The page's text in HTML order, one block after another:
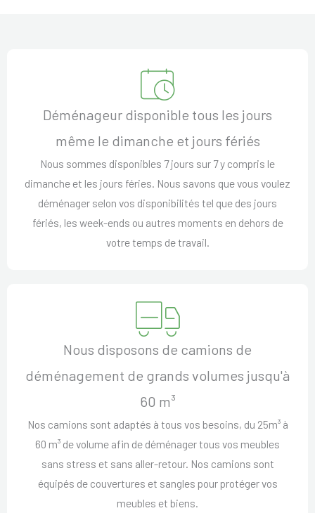
Déménageur disponible tous les jours
même le dimanche et jours fériés
Nous sommes disponibles 7 jours sur 7 y compris le
dimanche et les jours féries. Nous savons que vous voulez
déménager selon vos disponibilités tel que des jours
fériés, les week-ends ou autres moments en dehors de
votre temps de travail.
Nous disposons de camions de
déménagement de grands volumes jusqu'à
60 m³
Nos camions sont adaptés à tous vos besoins, du 25m³ à
60 m³ de volume afin de déménager tous vos meubles
sans stress et sans aller-retour. Nos camions sont
équipés de couvertures et sangles pour protéger vos
meubles et biens.